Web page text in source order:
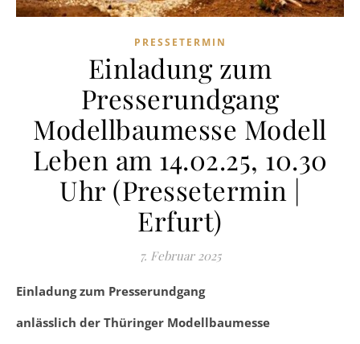
PRESSETERMIN
Einladung zum
Presserundgang
Modellbaumesse Modell
Leben am 14.02.25, 10.30
Uhr (Pressetermin |
Erfurt)
7. Februar 2025
Einladung zum Presserundgang
anlässlich der Thüringer Modellbaumesse